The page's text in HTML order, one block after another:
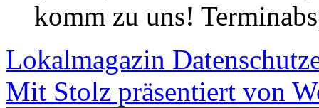
komm zu uns!
Lokalmagazin
Mit Stolz präsentiert von